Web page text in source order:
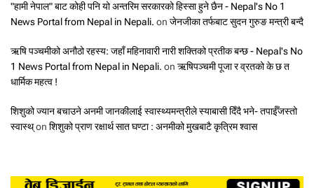
"हामी नेपाल" बाट कोही पनि यो अन्तरिम सरकारको हिस्सा हुने छैन - Nepal's No 1
News Portal from Nepal in Nepali. on जेनजीका तर्फबाट सुदन गुरुङ मन्त्री बन्दै
ऋषि पञ्चमीको अनौठो रहस्य: जहाँ महिनावारी नारी शक्तिको प्रतीक बन्छ - Nepal's No
1 News Portal from Nepal in Nepali. on ऋषिपञ्चमी पूजा र व्रतको के छ त
धार्मिक महत्व !
शिशुको ज्यान बचाउने अनमी जानकीलाई स्वास्थ्यमन्त्रीले स्याबासी दिँदै भने- तपाईँजस्तो
स्वास्थ्on शिशुको प्राण रक्षार्थ सात घण्टा : अनमीको मुखबाटै कृत्रिम श्वास